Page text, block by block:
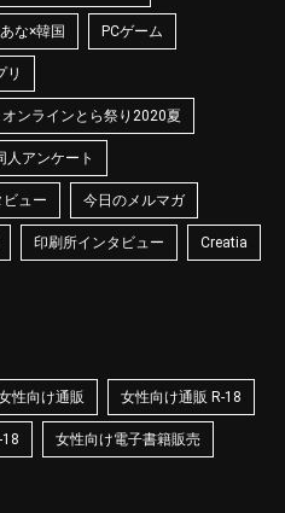
な×韓国 PCゲーム
リ
オンラインとら祭り2020夏
人アンケート
ュー 今日のメルマガ
印刷所インタビュー Creatia
性向け通販 女性向け通販 R-18
女性向け電子書籍販売